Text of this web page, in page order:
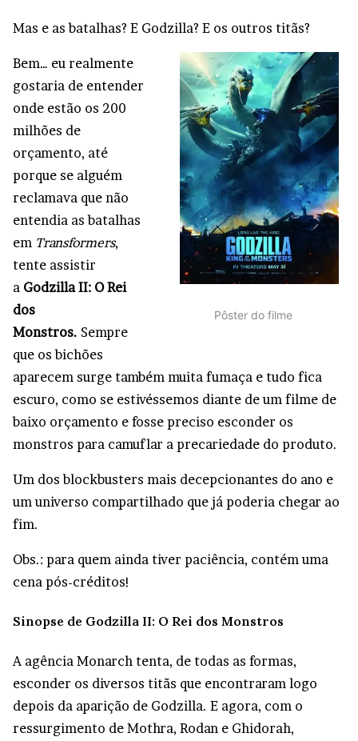
Mas e as batalhas? E Godzilla? E os outros titãs?
Pôster do filme
Bem… eu realmente
gostaria de entender
onde estão os 200
milhões de
orçamento, até
porque se alguém
reclamava que não
entendia as batalhas
em Transformers,
tente assistir
a Godzilla II: O Rei
dos
Monstros. Sempre
que os bichões
aparecem surge também muita fumaça e tudo fica
escuro, como se estivéssemos diante de um filme de
baixo orçamento e fosse preciso esconder os
monstros para camuflar a precariedade do produto.
Um dos blockbusters mais decepcionantes do ano e
um universo compartilhado que já poderia chegar ao
fim.
Obs.: para quem ainda tiver paciência, contém uma
cena pós-créditos!
Sinopse de Godzilla II: O Rei dos Monstros
A agência Monarch tenta, de todas as formas,
esconder os diversos titãs que encontraram logo
depois da aparição de Godzilla. E agora, com o
ressurgimento de Mothra, Rodan e Ghidorah,